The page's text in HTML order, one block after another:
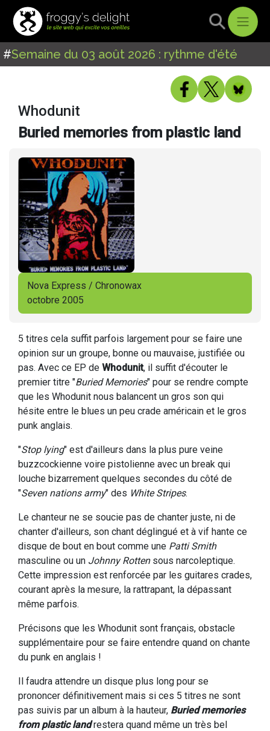
#Semaine du 03 août 2026 : rythme d'été
Whodunit
Buried memories from plastic land
Nova Express / Chronowax
octobre 2005
5 titres cela suffit parfois largement pour se faire une
opinion sur un groupe, bonne ou mauvaise, justifiée ou
pas. Avec ce EP de Whodunit, il suffit d'écouter le
premier titre "Buried Memories" pour se rendre compte
que les Whodunit nous balancent un gros son qui
hésite entre le blues un peu crade américain et le gros
punk anglais.
"Stop lying" est d'ailleurs dans la plus pure veine
buzzcockienne voire pistolienne avec un break qui
louche bizarrement quelques secondes du côté de
"Seven nations army" des White Stripes.
Le chanteur ne se soucie pas de chanter juste, ni de
chanter d'ailleurs, son chant déglingué et à vif hante ce
disque de bout en bout comme une Patti Smith
masculine ou un Johnny Rottensous narcoleptique.
Cette impression est renforcée par les guitares crades,
courant après la mesure, la rattrapant, la dépassant
même parfois.
Précisons que les Whodunit sont français, obstacle
supplémentaire pour se faire entendre quand on chante
du punk en anglais !
Il faudra attendre un disque plus long pour se
prononcer définitivement mais si ces 5 titres ne sont
pas suivis par un album à la hauteur, Buried memories
from plastic landrestera quand même un très bel